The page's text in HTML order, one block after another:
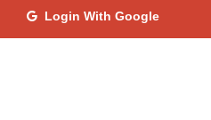
Login With Google